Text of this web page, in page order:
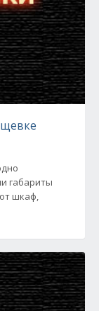
габариты
шкаф,